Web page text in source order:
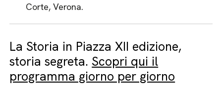
Corte, Verona.
La Storia in Piazza XII edizione,
storia segreta. Scopri qui il
programma giorno per giorno